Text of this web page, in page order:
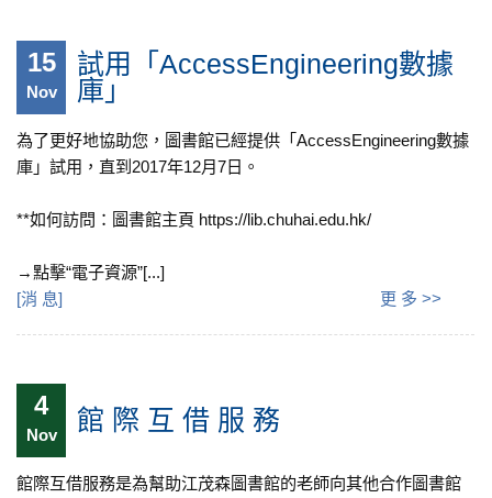
15
Nov
試用「AccessEngineering數據
庫」
為了更好地協助您，圖書館已經提供「AccessEngineering數據
庫」試用，直到2017年12月7日。
**如何訪問：圖書館主頁 https://lib.chuhai.edu.hk/
→點擊“電子資源”[...]
[消 息] 更 多 >>
4
Nov 館 際 互 借 服 務
館際互借服務是為幫助江茂森圖書館的老師向其他合作圖書館